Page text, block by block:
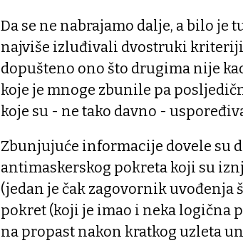
Da se ne nabrajamo dalje, a bilo je
najviše izluđivali dvostruki
dopušteno ono što drugima nije
koje je mnoge zbunile pa
koje su - ne tako davno -
Zbunjujuće informacije dovele su
antimaskerskog pokreta koji su
(jedan je čak zagovornik uvođenja
pokret (koji je imao i neka logična
na propast nakon kratkog uzleta